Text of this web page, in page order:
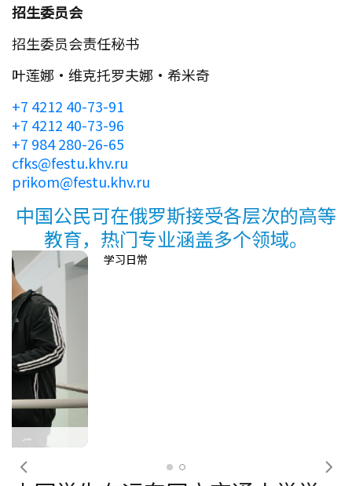
招生委员会
招生委员会责任秘书
叶莲娜·维克托罗夫娜·希米奇
+7 4212 40-73-91
+7 4212 40-73-96
+7 984 280-26-65
cfks@festu.khv.ru
prikom@festu.khv.ru
中国公民可在俄罗斯接受各层次的高等
教育，热门专业涵盖多个领域。
学习日常
前一个 下